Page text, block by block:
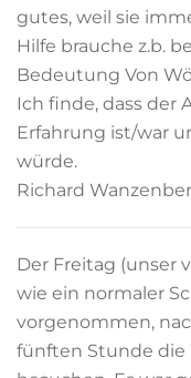
gutes, weil sie
Hilfe brauche z.b.
Bedeutung Von
Ich finde, dass der
Erfahrung ist/war
würde.
Richard
Der Freitag (unser
wie ein normaler
vorgenommen,
fünften Stunde die